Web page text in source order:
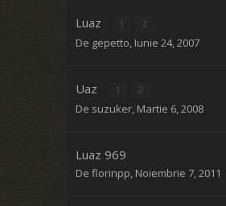
Luaz
De gepetto, Iunie 24, 2007
Uaz
De suzuker, Martie 6, 2008
Luaz 969
Deflorinpp, Noiembrie 7, 2011